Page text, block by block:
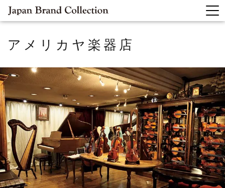
アメリカヤ楽器店